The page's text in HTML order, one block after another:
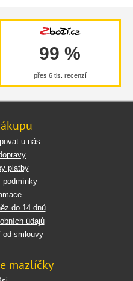
99 %
přes 6 tis. recenzí
u nás
platby
podmínky
do 14 dnů
údajů
od smlouvy
mazlíčky